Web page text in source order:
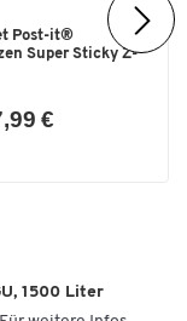
Post-it®
Super Sticky Z-
€
1500 Liter